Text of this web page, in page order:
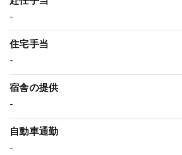
-
住宅手当
-
宿舎の提供
-
自動車通勤
-